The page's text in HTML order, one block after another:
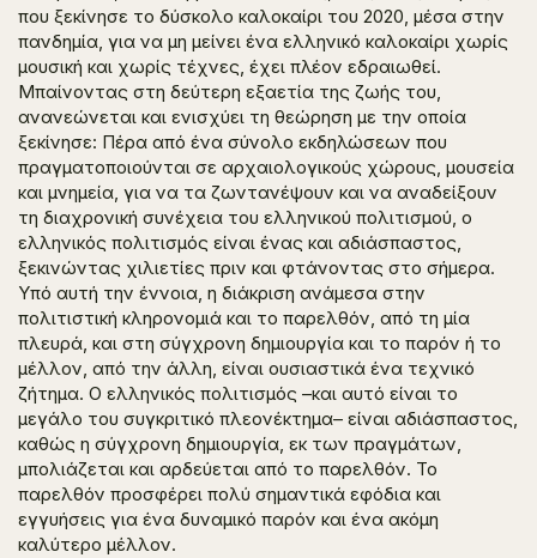
που ξεκίνησε το δύσκολο καλοκαίρι του 2020, μέσα στην
πανδημία, για να μη μείνει ένα ελληνικό καλοκαίρι χωρίς
μουσική και χωρίς τέχνες, έχει πλέον εδραιωθεί.
Μπαίνοντας στη δεύτερη εξαετία της ζωής του,
ανανεώνεται και ενισχύει τη θεώρηση με την οποία
ξεκίνησε: Πέρα από ένα σύνολο εκδηλώσεων που
πραγματοποιούνται σε αρχαιολογικούς χώρους, μουσεία
και μνημεία, για να τα ζωντανέψουν και να αναδείξουν
τη διαχρονική συνέχεια του ελληνικού πολιτισμού, ο
ελληνικός πολιτισμός είναι ένας και αδιάσπαστος,
ξεκινώντας χιλιετίες πριν και φτάνοντας στο σήμερα.
Υπό αυτή την έννοια, η διάκριση ανάμεσα στην
πολιτιστική κληρονομιά και το παρελθόν, από τη μία
πλευρά, και στη σύγχρονη δημιουργία και το παρόν ή το
μέλλον, από την άλλη, είναι ουσιαστικά ένα τεχνικό
ζήτημα. Ο ελληνικός πολιτισμός –και αυτό είναι το
μεγάλο του συγκριτικό πλεονέκτημα– είναι αδιάσπαστος,
καθώς η σύγχρονη δημιουργία, εκ των πραγμάτων,
μπολιάζεται και αρδεύεται από το παρελθόν. Το
παρελθόν προσφέρει πολύ σημαντικά εφόδια και
εγγυήσεις για ένα δυναμικό παρόν και ένα ακόμη
καλύτερο μέλλον.